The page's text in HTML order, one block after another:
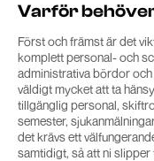
Varför
Först och främst är det
komplett personal- och
administrativa bördor
väldigt mycket att ta
tillgänglig personal,
semester,
det krävs ett
samtidigt, så att ni slipper